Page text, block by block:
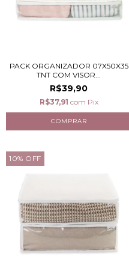
PACK ORGANIZADOR 07X50X35
TNT COM VISOR...
R$39,90
R$37,91 com Pix
10% OFF